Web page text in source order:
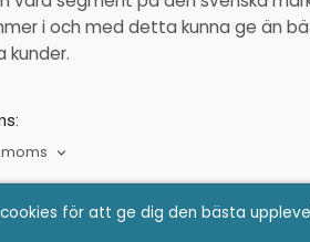
för att ge dig den bästa
i och med detta kunna ge än
kunder.
moms